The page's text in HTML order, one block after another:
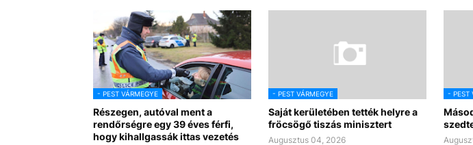
- PEST VÁRMEGYE
Részegen, autóval ment a
rendőrségre egy 39 éves férfi,
hogy kihallgassák ittas vezetés
- PEST VÁRMEGYE
Saját kerületében tették helyre a
fröcsögő tiszás minisztert
Augusztus 04, 2026
- PEST